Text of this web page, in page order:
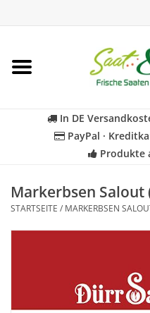
Startseite
Kräuter
Geschenkideen
In DE
PayPal ·
Produkte
Markerbsen
STARTSEITE / MARKERBSEN